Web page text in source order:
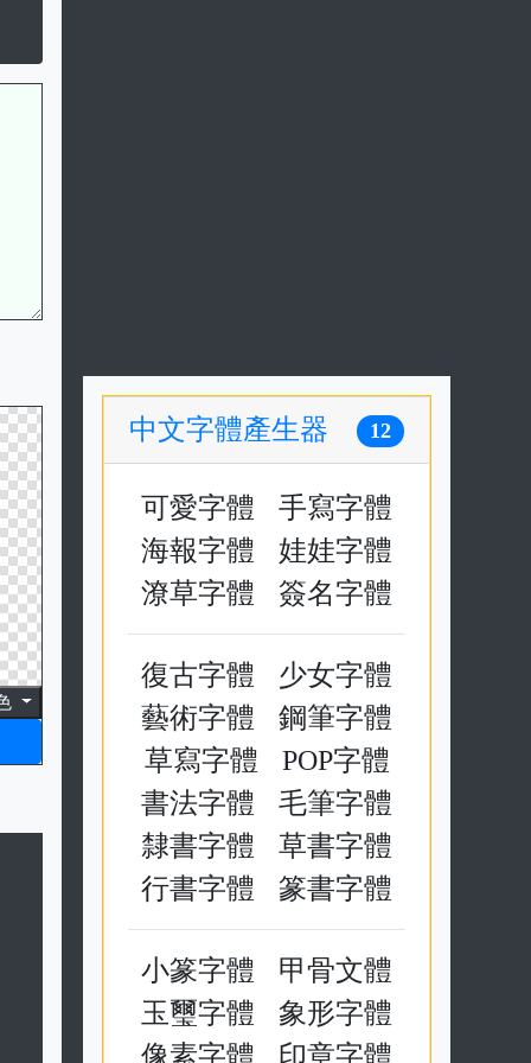
中文字體產生器 12
可愛字體
手寫字體
海報字體
娃娃字體
潦草字體
簽名字體
復古字體
少女字體
藝術字體
鋼筆字體
草寫字體
POP字體
書法字體
毛筆字體
隸書字體
草書字體
行書字體
篆書字體
小篆字體
甲骨文體
玉璽字體
象形字體
像素字體
印章字體